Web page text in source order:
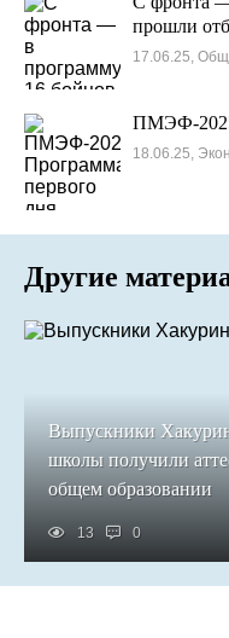
прошли
17.06.25,
ПМЭФ-
18.06.25,
Другие
Выпускники
школы получили
общем образовании
13 0